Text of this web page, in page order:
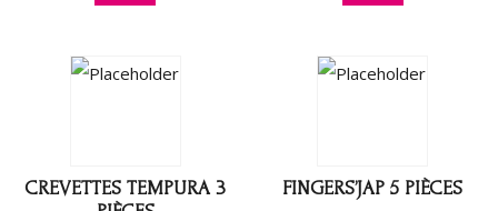
CREVETTES TEMPURA 3
FINGERS’JAP 5 PIÈCES